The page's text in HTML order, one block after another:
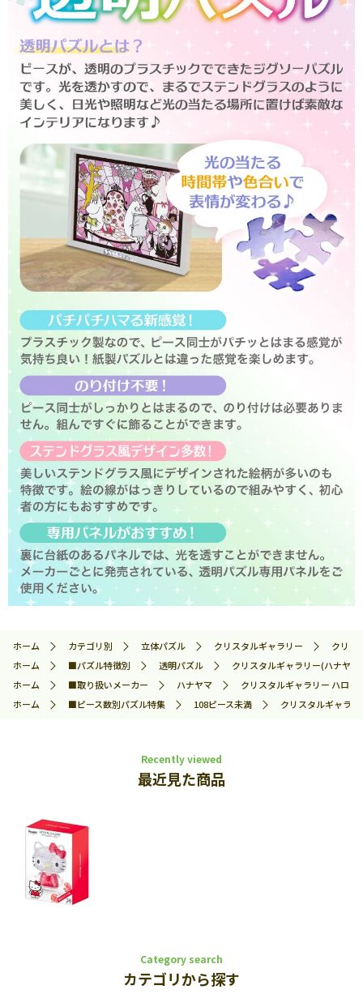
ホーム カテゴリ別 立体パズル クリスタルギャラリー
クリス
ホーム
■パズル特徴別 透明パズル
クリスタルギャラリー(ハナヤマ)
ホーム
■取り扱いメーカー ハナヤマ
クリスタルギャラリー ハロ
ホーム
■ピース数別パズル特集 108ピース未満 クリスタルギャラ
Recently viewed
最近見た商品
Category search
カテゴリから探す